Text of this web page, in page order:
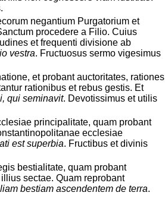
negantium Purgatorium et
procedere a Filio. Cuius
et frequenti divisione ab
vestra. Fructuosus sermo vigesimus
et probant auctoritates, rationes
rationibus et rebus gestis. Et
qui seminavit. Devotissimus et utilis
principalitate, quam probant
ecclesiae
est superbia. Fructibus et divinis
bestialitate, quam probant
sectae. Quam reprobant
bestiam ascendentem de terra.